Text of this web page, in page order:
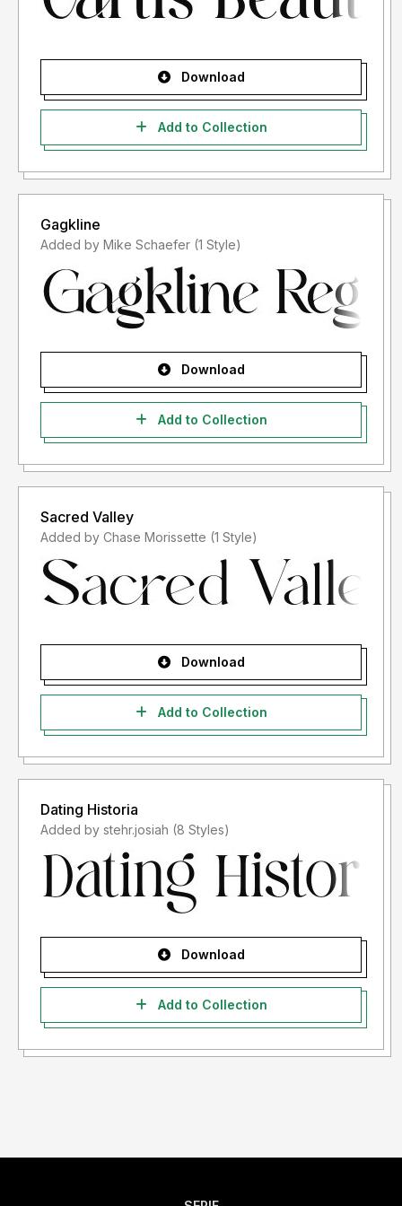
- Lisensi font setelah penggunaan silahkan gunakan sesuai
Informasi tentang Lisensi apa yang akan anda perlukan,
silahkan menghubungi kami di :
storytypestudio@gmail.com
Download
Add to Collection
Gagkline
Added by Mike Schaefer (1 Style)
Download
Add to Collection
Sacred Valley
Added by Chase Morissette (1 Style)
Download
Add to Collection
Dating Historia
Added by stehr.josiah (8 Styles)
Download
Add to Collection